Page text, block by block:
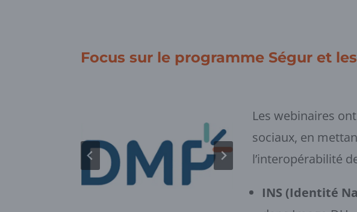
Focus sur le programme Ségur et
Les webinaires
sociaux, en
l’interopérabilité
INS (Identité